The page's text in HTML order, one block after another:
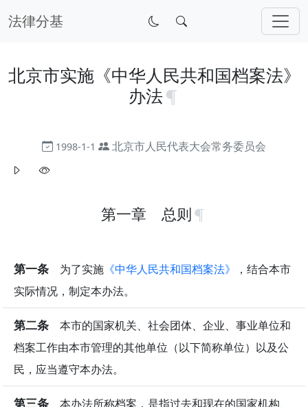
法律分基
北京市实施《中华人民共和国档案法》
办法
1998-1-1 北京市人民代表大会常务委员会
第一章 总则
第一条 为了实施 《中华人民共和国档案法》
，结合本市
实际情况，制定本办法。
第二条 本市的国家机关、社会团体、企业、事业单位和
档案工作由本市管理的其他单位（以下简称单位）以及公
民，应当遵守本办法。
第三条 本办法所称档案，是指过去和现在的国家机构、